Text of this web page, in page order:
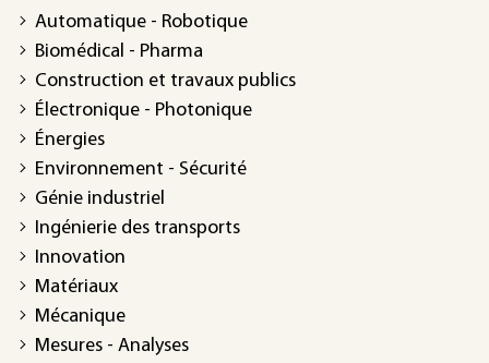
Automatique - Robotique
Biomédical - Pharma
Construction et travaux publics
Électronique - Photonique
Énergies
Environnement - Sécurité
Génie industriel
Ingénierie des transports
Innovation
Matériaux
Mécanique
Mesures - Analyses